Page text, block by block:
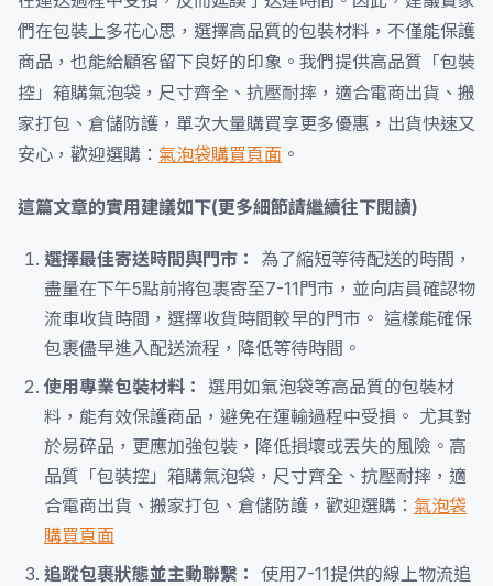
們在包裝上多花心思，選擇高品質的包裝材料，不僅能保護
商品，也能給顧客留下良好的印象。我們提供高品質「包裝
控」箱購氣泡袋，尺寸齊全、抗壓耐摔，適合電商出貨、搬
家打包、倉儲防護，單次大量購買享更多優惠，出貨快速又
安心，歡迎選購： 氣泡袋購買頁面 。
這篇文章的實用建議如下(更多細節請繼續往下閱讀)
選擇最佳寄送時間與門市：
為了縮短等待配送的時間，
盡量在下午5點前將包裹寄至7-11門市，並向店員確認物
流車收貨時間，選擇收貨時間較早的門市。 這樣能確保
包裹儘早進入配送流程，降低等待時間。
使用專業包裝材料：
選用如氣泡袋等高品質的包裝材
料，能有效保護商品，避免在運輸過程中受損。 尤其對
於易碎品，更應加強包裝，降低損壞或丟失的風險。高
品質「包裝控」箱購氣泡袋，尺寸齊全、抗壓耐摔，適
合電商出貨、搬家打包、倉儲防護，歡迎選購： 氣泡袋
購買頁面
追蹤包裹狀態並主動聯繫： 使用7-11提供的線上物流追